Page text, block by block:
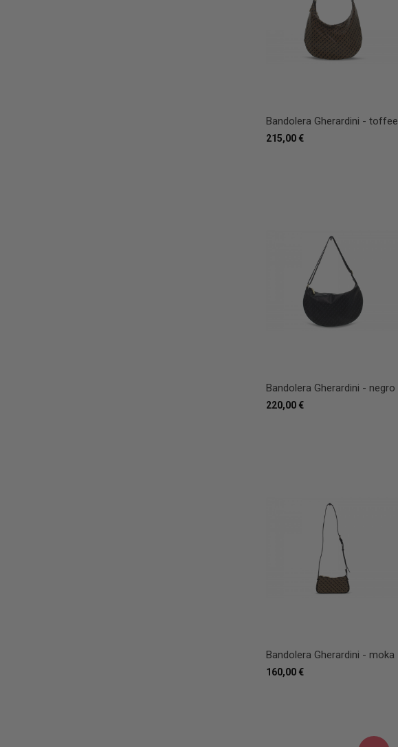
Bandolera Gherardini - toffee
215,00 €
Bandolera Gherardini - negro
220,00 €
Bandolera Gherardini - moka
160,00 €